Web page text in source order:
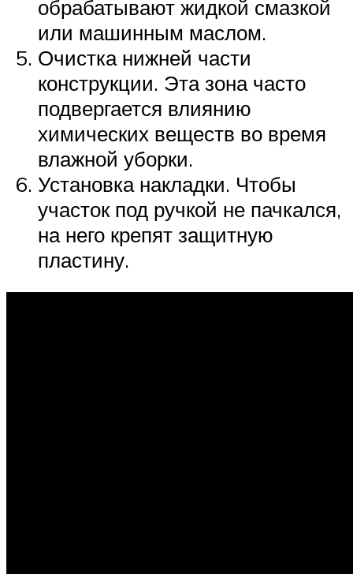
обрабатывают жидкой смазкой
или машинным маслом.
Очистка нижней части
конструкции. Эта зона часто
подвергается влиянию
химических веществ во время
влажной уборки.
Установка накладки. Чтобы
участок под ручкой не пачкался,
на него крепят защитную
пластину.